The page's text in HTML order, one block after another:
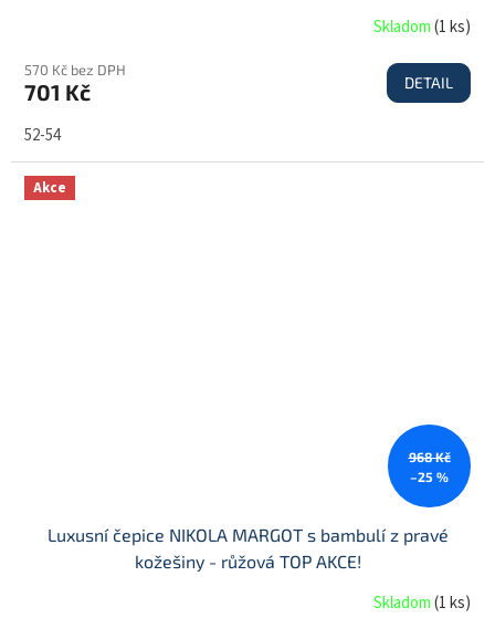
Skladom(1 ks)
570 Kč bez DPH
701 Kč DETAIL
52-54
Akce
968 Kč
–25 %
Luxusní čepice NIKOLA MARGOT s bambulí z pravé
kožešiny - růžová TOP AKCE!
Skladom(1 ks)